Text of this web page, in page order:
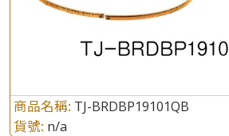
商品名稱: TJ-BRDBP19101QB
貨號: n/a